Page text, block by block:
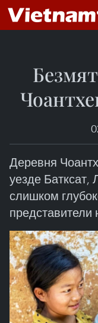
Деревня
уезде Батксат,
слишком
представители